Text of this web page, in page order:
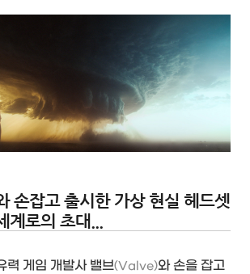
손잡고 출시한 가상 현실 헤드셋
계로의 초대...
게임 개발사 밸브(Valve)와 손을 잡고